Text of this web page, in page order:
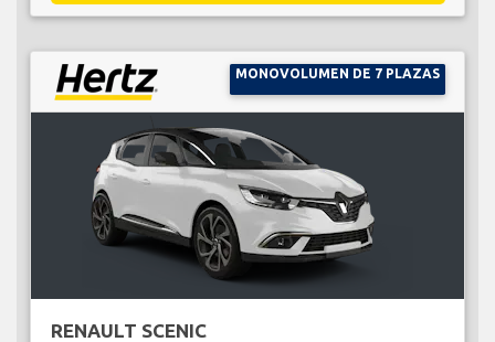
MONOVOLUMEN DE 7 PLAZAS
RENAULT SCENIC